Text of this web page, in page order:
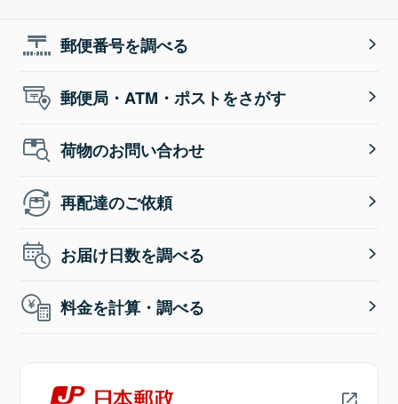
郵便番号を調べる
郵便局・ATM・ポストをさがす
荷物のお問い合わせ
再配達のご依頼
お届け日数を調べる
料金を計算・調べる